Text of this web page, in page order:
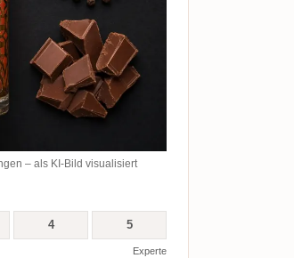
– als KI-Bild visualisiert
4 5
Experte